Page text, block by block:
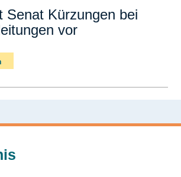
Senat Kürzungen bei
vor